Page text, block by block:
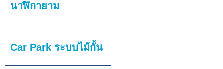
นาฬิกายาม
Car Park ระบบไม้กั้น